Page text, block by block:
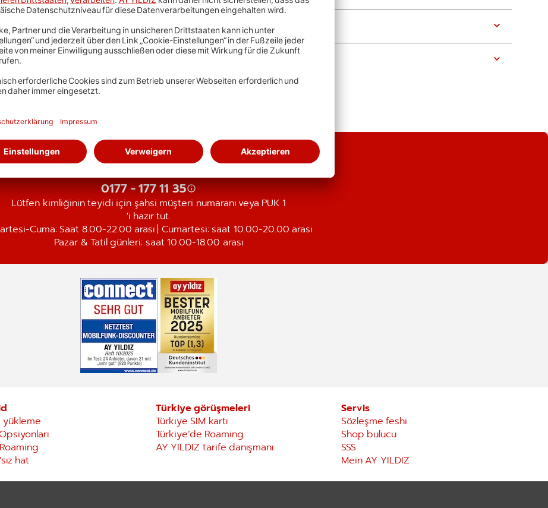
wir dich hier.
Teklifimiz ile ilgili soruların mı var?
0177 - 177 11 35
Lütfen kimliğinin teyidi için şahsi müşteri numaranı veya PUK 1
'i hazır tut.
Cuma: Saat 8.00-22.00 arası | Cumartesi: saat 10.00-20.00 arası
Pazar & Tatil günleri: saat 10.00-18.00 arası
yükleme
hat
Türkiye görüşmeleri
Türkiye SIM kartı
Türkiye‘de Roaming
AY YILDIZ tarife danışmanı
Servis
Sözleşme feshi
Shop bulucu
SSS
Mein AY YILDIZ